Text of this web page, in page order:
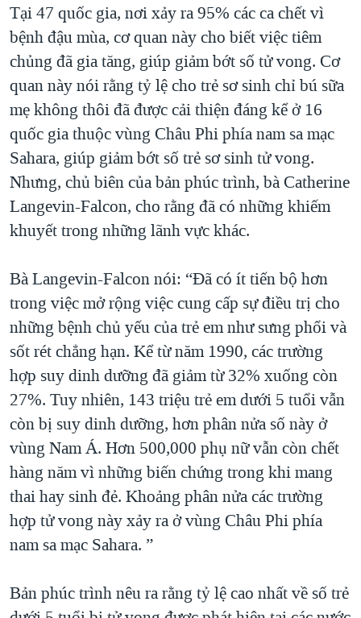
Tại 47 quốc gia, nơi xảy ra 95% các ca chết vì
bệnh đậu mùa, cơ quan này cho biết việc tiêm
chủng đã gia tăng, giúp giảm bớt số tử vong. Cơ
quan này nói rằng tỷ lệ cho trẻ sơ sinh chỉ bú sữa
mẹ không thôi đã được cải thiện đáng kể ở 16
quốc gia thuộc vùng Châu Phi phía nam sa mạc
Sahara, giúp giảm bớt số trẻ sơ sinh tử vong.
Nhưng, chủ biên của bản phúc trình, bà Catherine
Langevin-Falcon, cho rằng đã có những khiếm
khuyết trong những lãnh vực khác.
Bà Langevin-Falcon nói: “Đã có ít tiến bộ hơn
trong việc mở rộng việc cung cấp sự điều trị cho
những bệnh chủ yếu của trẻ em như sưng phổi và
sốt rét chẳng hạn. Kể từ năm 1990, các trường
hợp suy dinh dưỡng đã giảm từ 32% xuống còn
27%. Tuy nhiên, 143 triệu trẻ em dưới 5 tuổi vẫn
còn bị suy dinh dưỡng, hơn phân nửa số này ở
vùng Nam Á. Hơn 500,000 phụ nữ vẫn còn chết
hàng năm vì những biến chứng trong khi mang
thai hay sinh đẻ. Khoảng phân nửa các trường
hợp tử vong này xảy ra ở vùng Châu Phi phía
nam sa mạc Sahara. ”
Bản phúc trình nêu ra rằng tỷ lệ cao nhất về số trẻ